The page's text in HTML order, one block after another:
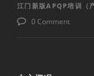
江门新版APQP培训（
0 Comment